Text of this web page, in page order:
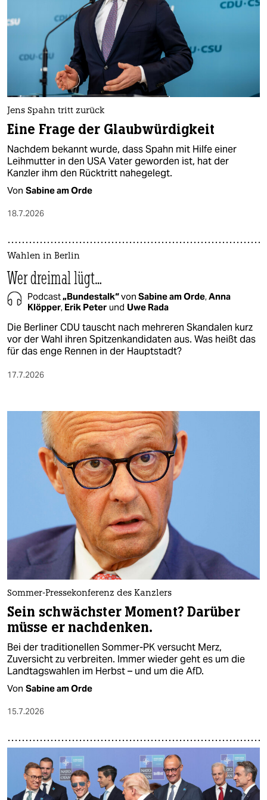
Jens Spahn tritt zurück
Eine Frage der Glaubwürdigkeit
Nachdem bekannt wurde, dass Spahn mit Hilfe einer
Leihmutter in den USA Vater geworden ist, hat der
Kanzler ihm den Rücktritt nahegelegt.
Von Sabine am Orde
18.7.2026
Wahlen in Berlin
Wer dreimal lügt…
Podcast„Bundestalk“von Sabine am Orde,Anna
Klöpper, Erik Peter und Uwe Rada
Die Berliner CDU tauscht nach mehreren Skandalen kurz
vor der Wahl ihren Spitzenkandidaten aus. Was heißt das
für das enge Rennen in der Hauptstadt?
17.7.2026
Sommer-Pressekonferenz des Kanzlers
Sein schwächster Moment? Darüber
müsse er nachdenken.
Bei der traditionellen Sommer-PK versucht Merz,
Zuversicht zu verbreiten. Immer wieder geht es um die
Landtagswahlen im Herbst – und um die AfD.
Von Sabine am Orde
15.7.2026